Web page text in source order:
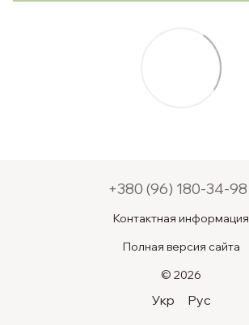
+380 (96) 180-34-98
Контактная информация
Полная версия сайта
© 2026
Укр Рус